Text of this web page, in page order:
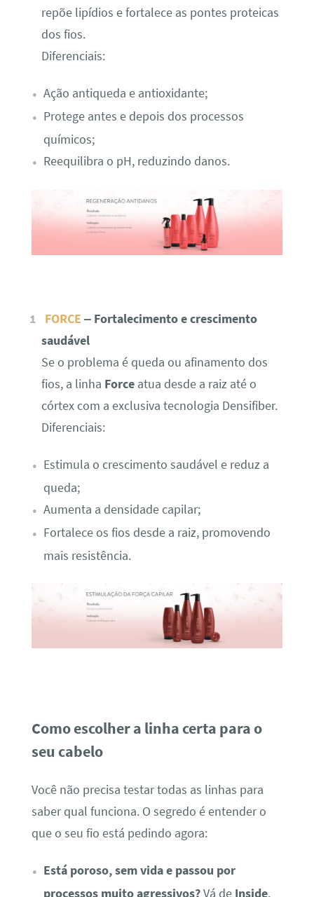
repõe lipídios e fortalece as pontes proteicas
dos fios.
Diferenciais:
Ação antiqueda e antioxidante;
Protege antes e depois dos processos
químicos;
Reequilibra o pH, reduzindo danos.
FORCE– Fortalecimento e crescimento
saudável
Se o problema é queda ou afinamento dos
fios, a linha Forceatua desde a raiz até o
córtex com a exclusiva tecnologia Densifiber.
Diferenciais:
Estimula o crescimento saudável e reduz a
queda;
Aumenta a densidade capilar;
Fortalece os fios desde a raiz, promovendo
mais resistência.
Como escolher a linha certa para o
seu cabelo
Você não precisa testar todas as linhas para
saber qual funciona. O segredo é entender o
que o seu fio está pedindo agora:
Está poroso, sem vida e passou por
processos muito agressivos?Vá de Inside.